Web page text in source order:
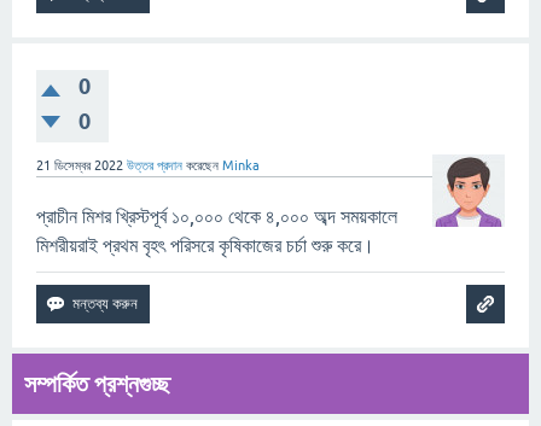
0
0
21 ডিসেম্বর 2022 উত্তর প্রদান করেছেন Minka
প্রাচীন মিশর খ্রিস্টপূর্ব ১০,০০০ থেকে ৪,০০০ অব্দ সময়কালে
মিশরীয়রাই প্রথম বৃহৎ পরিসরে কৃষিকাজের চর্চা শুরু করে।
সম্পর্কিত প্রশ্নগুচ্ছ